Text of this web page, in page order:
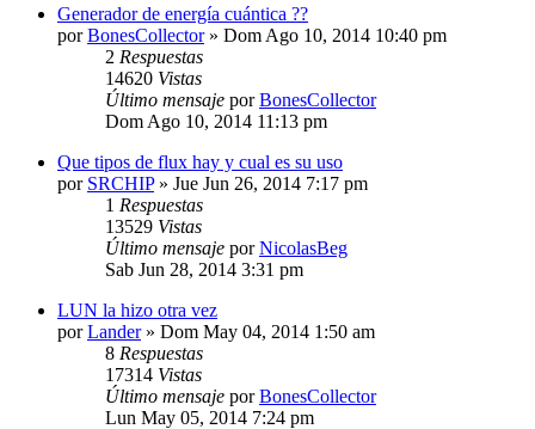
Generador de energía cuántica ??
porBonesCollector» Dom Ago 10, 2014 10:40 pm
2 Respuestas
14620 Vistas
Último mensaje porBonesCollector
Dom Ago 10, 2014 11:13 pm
Que tipos de flux hay y cual es su uso
por SRCHIP» Jue Jun 26, 2014 7:17 pm
1 Respuestas
13529 Vistas
Último mensaje porNicolasBeg
Sab Jun 28, 2014 3:31 pm
LUN la hizo otra vez
porLander» Dom May 04, 2014 1:50 am
8 Respuestas
17314 Vistas
Último mensaje porBonesCollector
Lun May 05, 2014 7:24 pm